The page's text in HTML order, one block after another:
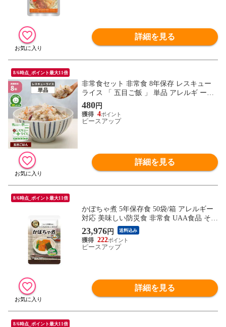
詳細を見る
8/6時点_ポイント最大11倍
非常食セット 非常食 8年保存 レスキュー
ライス 「 五目ご飯 」 単品 アレルギ ー対
応 国産米使用 アルファー米 保存食 防災食
お米 ご飯 メール便4個までOK
480円
4
ピースアップ
詳細を見る
8/6時点_ポイント最大11倍
かぼちゃ煮 5年保存食 50袋/箱 アレルギー
対応 美味しい防災食 非常食 UAA食品 その
まま食べられる長期保存食(備蓄品 おかず
非常食セット 防災用品 企業 団体 地震 災
害対策 帰宅困難者対策）
23,976円 送料込み
222
ピースアップ
詳細を見る
8/6時点_ポイント最大11倍